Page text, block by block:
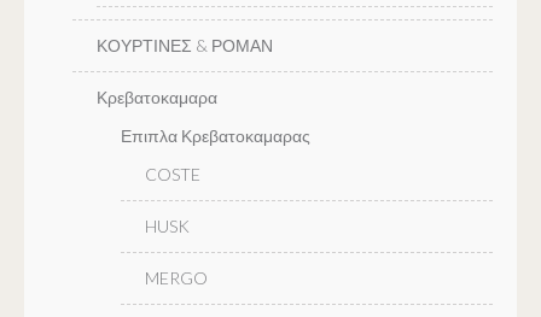
ΚΟΥΡΤΙΝΕΣ & ΡΟΜΑΝ
Κρεβατοκαμαρα
Επιπλα Κρεβατοκαμαρας
COSTE
HUSK
MERGO